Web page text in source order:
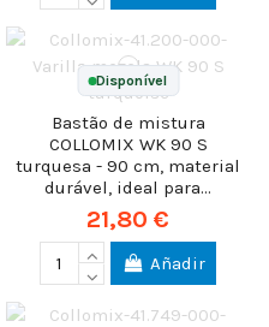
Disponível
Bastão de mistura
COLLOMIX WK 90 S
turquesa - 90 cm, material
durável, ideal para...
21,80 €
Añadir